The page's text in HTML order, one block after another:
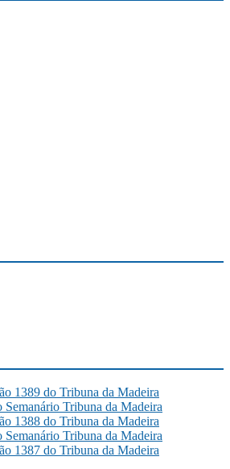
1389 do Tribuna da Madeira
Semanário Tribuna da Madeira
1388 do Tribuna da Madeira
Semanário Tribuna da Madeira
1387 do Tribuna da Madeira